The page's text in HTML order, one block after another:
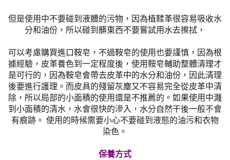
但是使用中不要碰到液體的污物，因為植鞣革很容易吸收水
分和油份，所以碰到髒東西不要嘗試用水去擦拭，
可以考慮購買進口鞍皂，不過鞍皂的使用也要謹慎，因為根
據經驗，皮革養色到一定程度後，使用鞍皂輔助整體清理才
是可行的，因為鞍皂會帶去皮革中的水分和油份，因此清理
後要進行護理。而皮具的殘留灰塵又不容易完全從皮革中清
除，所以局部的小面積的使用還是不推薦的。如果使用中濺
到小面積的清水，水會很快的滲入，水分自然干後一般不會
有痕跡。 使用的時候需要小心不要碰到液態的油污和衣物
染色。
保養方式